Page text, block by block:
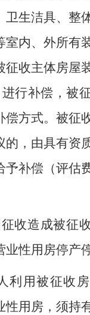
卫生洁具、整
室内、外所有
征收主体房屋
进行补偿，被
偿方式。被征
的，由具有资
予补偿（评估
征收造成被征
业性用房停产
利用被征收
性用房，须持